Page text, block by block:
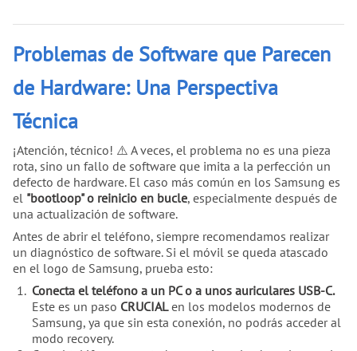
Problemas de Software que Parecen
de Hardware: Una Perspectiva
Técnica
¡Atención, técnico! ⚠️ A veces, el problema no es una pieza
rota, sino un fallo de software que imita a la perfección un
defecto de hardware. El caso más común en los Samsung es
el "bootloop" o reinicio en bucle, especialmente después de
una actualización de software.
Antes de abrir el teléfono, siempre recomendamos realizar
un diagnóstico de software. Si el móvil se queda atascado
en el logo de Samsung, prueba esto:
Conecta el teléfono a un PC o a unos auriculares USB-C.
Este es un paso CRUCIALen los modelos modernos de
Samsung, ya que sin esta conexión, no podrás acceder al
modo recovery.